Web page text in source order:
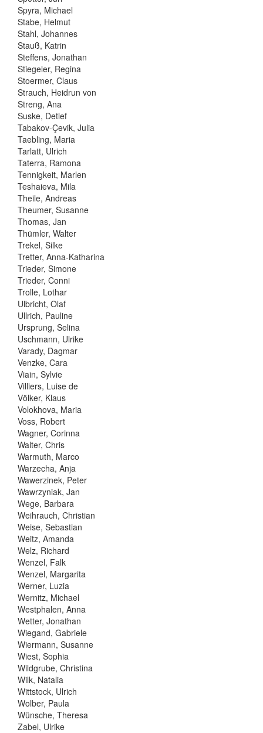
Spyra, Michael
Stabe, Helmut
Stahl, Johannes
Stauß, Katrin
Steffens, Jonathan
Stiegeler, Regina
Stoermer, Claus
Strauch, Heidrun von
Streng, Ana
Suske, Detlef
Tabakov-Çevik, Julia
Taebling, Maria
Tarlatt, Ulrich
Taterra, Ramona
Tennigkeit, Marlen
Teshaieva, Mila
Theile, Andreas
Theumer, Susanne
Thomas, Jan
Thümler, Walter
Trekel, Silke
Tretter, Anna-Katharina
Trieder, Simone
Trieder, Conni
Trolle, Lothar
Ulbricht, Olaf
Ullrich, Pauline
Ursprung, Selina
Uschmann, Ulrike
Varady, Dagmar
Venzke, Cara
Viain, Sylvie
Villiers, Luise de
Völker, Klaus
Volokhova, Maria
Voss, Robert
Wagner, Corinna
Walter, Chris
Warmuth, Marco
Warzecha, Anja
Wawerzinek, Peter
Wawrzyniak, Jan
Wege, Barbara
Weihrauch, Christian
Weise, Sebastian
Weitz, Amanda
Welz, Richard
Wenzel, Falk
Wenzel, Margarita
Werner, Luzia
Wernitz, Michael
Westphalen, Anna
Wetter, Jonathan
Wiegand, Gabriele
Wiermann, Susanne
Wiest, Sophia
Wildgrube, Christina
Wilk, Natalia
Wittstock, Ulrich
Wolber, Paula
Wünsche, Theresa
Zabel, Ulrike